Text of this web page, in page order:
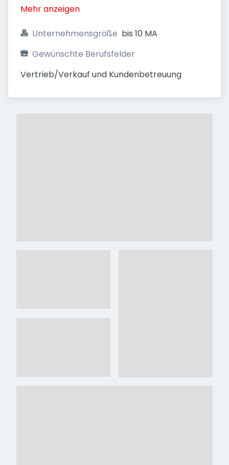
Mehr anzeigen
Unternehmensgröße bis 10 MA
Gewünschte Berufsfelder
Vertrieb/Verkauf und Kundenbetreuung